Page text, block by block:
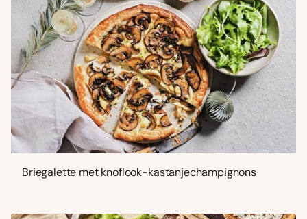
Briegalette met knoflook-kastanjechampignons